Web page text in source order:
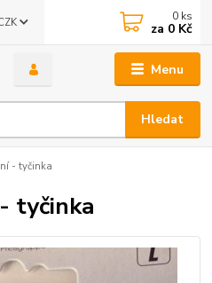
Menu
Hledat
0 ks
za 0 Kč
- tyčinka
tyčinka